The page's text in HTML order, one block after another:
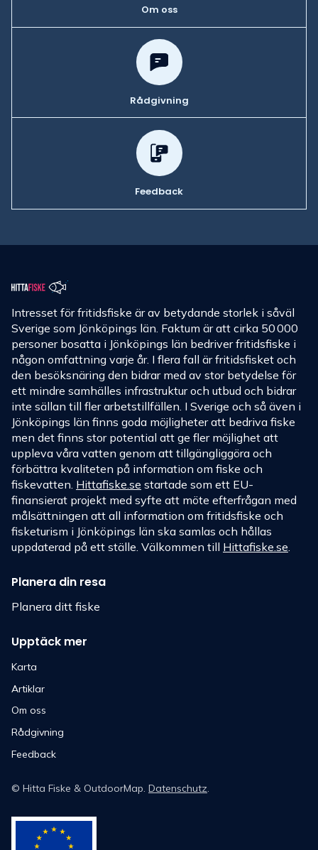
Om oss
Rådgivning
Feedback
Intresset för fritidsfiske är av betydande storlek i såväl
Sverige som Jönköpings län. Faktum är att cirka 50 000
personer bosatta i Jönköpings län bedriver fritidsfiske i
någon omfattning varje år. I flera fall är fritidsfisket och
den besöksnäring den bidrar med av stor betydelse för
ett mindre samhälles infrastruktur och utbud och bidrar
inte sällan till fler arbetstillfällen. I Sverige och så även i
Jönköpings län finns goda möjligheter att bedriva fiske
men det finns stor potential att ge fler möjlighet att
uppleva våra vatten genom att tillgängliggöra och
förbättra kvaliteten på information om fiske och
fiskevatten. Hittafiske.se startade som ett EU-
finansierat projekt med syfte att möte efterfrågan med
målsättningen att all information om fritidsfiske och
fisketurism i Jönköpings län ska samlas och hållas
uppdaterad på ett ställe. Välkommen till Hittafiske.se
Planera din resa
Planera ditt fiske
Upptäck mer
Karta
Artiklar
Om oss
Rådgivning
Feedback
© Hitta Fiske & OutdoorMap. Datenschutz.